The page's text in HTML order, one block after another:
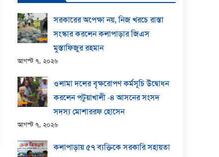
সরকারের অপেক্ষা নয়, নিজ খরচে রাস্তা
সংস্কার করলেন কলাপাড়ার জিএস
মুস্তাফিজুর রহমান
আগস্ট ৭, ২০২৬
ওলামা দলের বৃক্ষরোপণ কর্মসূচি উদ্বোধন
করলেন পটুয়াখালী -৪ আসনের সংসদ
সদস্য মোশাররফ হোসেন
আগস্ট ৭, ২০২৬
কলাপাড়ায় ​৫৭ ব্যক্তিকে সরকারি সহায়তা